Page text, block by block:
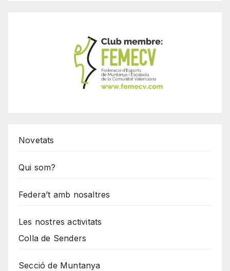
Novetats
Qui som?
Federa’t amb nosaltres
Les nostres activitats
Colla de Senders
Secció de Muntanya